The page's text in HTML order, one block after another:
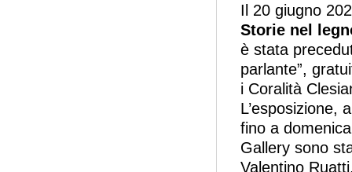
Il 20 giugno
Storie nel
è stata
parlante”,
i Coralità
L’esposizione,
fino a
Gallery sono
Valentino